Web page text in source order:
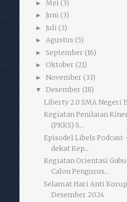
► Mei (3)
► Juni (3)
► Juli (3)
► Agustus (5)
► September (16)
► Oktober (21)
► November (33)
▼ Desember (18)
Liberty 2.0 SMA Negeri
Kegiatan Penilaian
(PKKS) S...
Episode1 Libels
dekat Kep...
Kegiatan Orientasi
Calon Pengurus...
Selamat Hari Anti
Desember 2024